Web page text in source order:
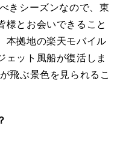
きシーズンなので、東
様とお会いできること
本拠地の楽天モバイル
ェット風船が復活しま
飛ぶ景色を見られるこ